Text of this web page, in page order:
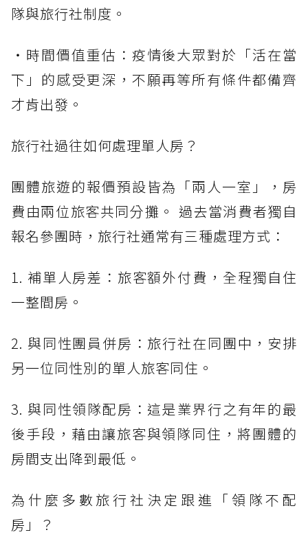
隊與旅行社制度。
・時間價值重估：疫情後大眾對於「活在當
下」的感受更深，不願再等所有條件都備齊
才肯出發。
旅行社過往如何處理單人房？
團體旅遊的報價預設皆為「兩人一室」，房
費由兩位旅客共同分攤。 過去當消費者獨自
報名參團時，旅行社通常有三種處理方式：
1. 補單人房差：旅客額外付費，全程獨自住
一整間房。
2. 與同性團員併房：旅行社在同團中，安排
另一位同性別的單人旅客同住。
3. 與同性領隊配房：這是業界行之有年的最
後手段，藉由讓旅客與領隊同住，將團體的
房間支出降到最低。
為什麼多數旅行社決定跟進「領隊不配
房」？